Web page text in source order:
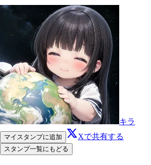
キラ
マイスタンプに追加 Xで共有する
スタンプ一覧にもどる